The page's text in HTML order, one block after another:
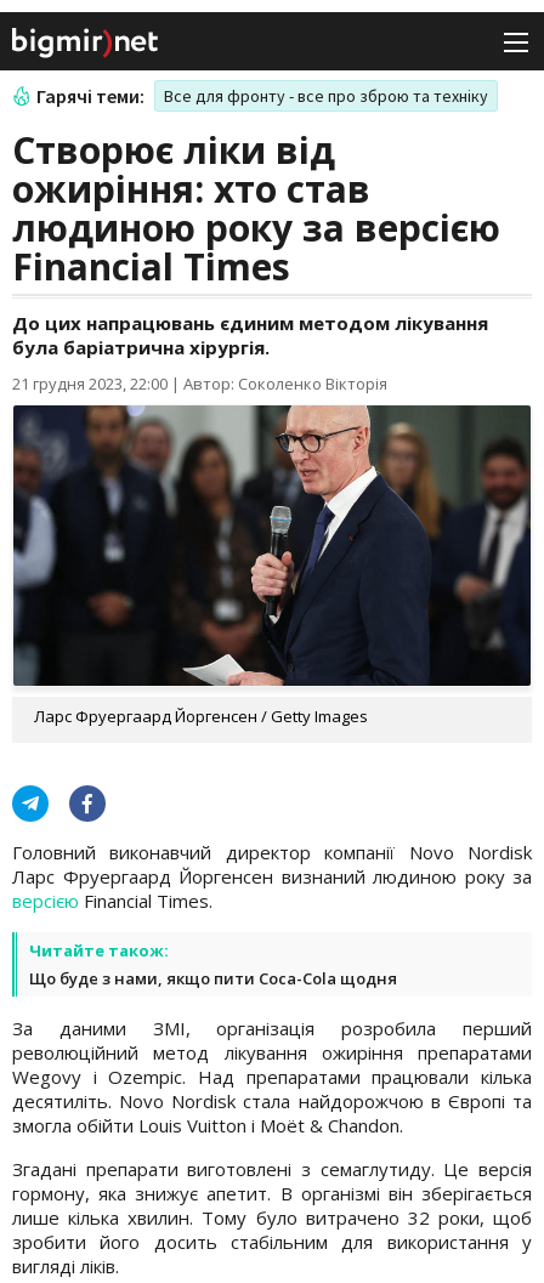
Гарячі теми: Все для фронту - все про зброю та техніку
Створює ліки від
ожиріння: хто став
людиною року за версією
Financial Times
До цих напрацювань єдиним методом лікування
була баріатрична хірургія.
21 грудня 2023, 22:00 | Автор: Соколенко Вікторія
Ларс Фруергаард Йоргенсен / Getty Images
Головний виконавчий директор компанії Novo Nordisk
Ларс Фруергаард Йоргенсен визнаний людиною року за
версією Financial Times.
Читайте також:
Що буде з нами, якщо пити Coca-Cola щодня
За даними ЗМІ, організація розробила перший
революційний метод лікування ожиріння препаратами
Wegovy і Ozempic. Над препаратами працювали кілька
десятиліть. Novo Nordisk стала найдорожчою в Європі та
змогла обійти Louis Vuitton і Moët & Chandon.
Згадані препарати виготовлені з семаглутиду. Це версія
гормону, яка знижує апетит. В організмі він зберігається
лише кілька хвилин. Тому було витрачено 32 роки, щоб
зробити його досить стабільним для використання у
вигляді ліків.